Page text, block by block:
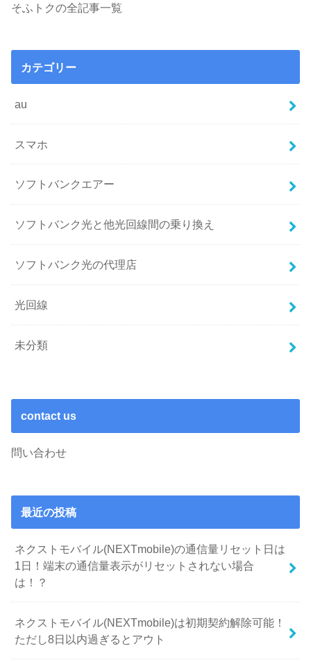
そふトクの全記事一覧
カテゴリー
au
スマホ
ソフトバンクエアー
ソフトバンク光と他光回線間の乗り換え
ソフトバンク光の代理店
光回線
未分類
contact us
問い合わせ
最近の投稿
ネクストモバイル(NEXTmobile)の通信量リセット日は
1日！端末の通信量表示がリセットされない場合
は！？
ネクストモバイル(NEXTmobile)は初期契約解除可能！
ただし8日以内過ぎるとアウト